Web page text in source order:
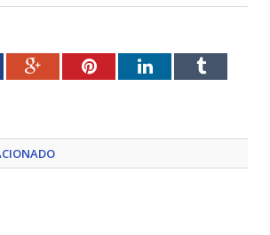
Google+PinterestLinkedInTumblr